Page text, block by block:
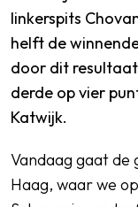
linkerspits
helft de
door dit
derde op vier
Katwijk.
Vandaag gaat de
Haag, waar we